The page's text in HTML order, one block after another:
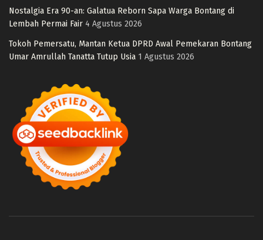
Nostalgia Era 90-an: Galatua Reborn Sapa Warga Bontang di
Lembah Permai Fair 4 Agustus 2026
Tokoh Pemersatu, Mantan Ketua DPRD Awal Pemekaran Bontang
Umar Amrullah Tanatta Tutup Usia 1 Agustus 2026